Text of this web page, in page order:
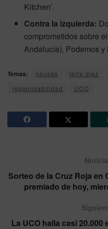
Kitchen’.
Contra la izquierda:
comprometidos sobre
Andalucía), Podemos y
Temas: causas leire diez
responsabilidad
UCO
Sorteo de la Cruz Roja
premiado de hoy,
La UCO halla casi